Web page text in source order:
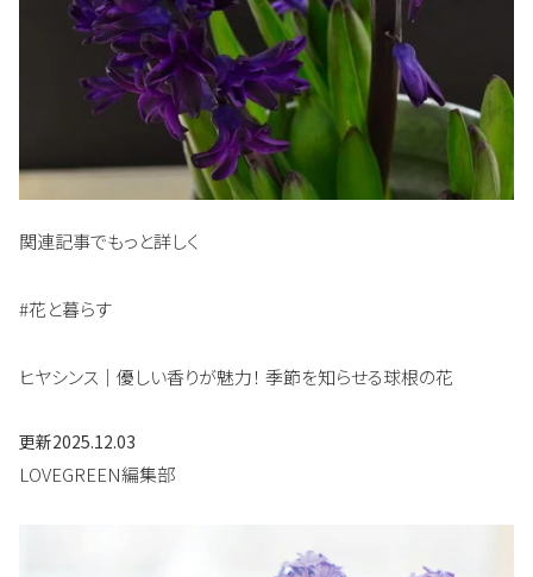
関連記事でもっと詳しく
#花と暮らす
ヒヤシンス｜優しい香りが魅力！ 季節を知らせる球根の花
更新2025.12.03
LOVEGREEN編集部